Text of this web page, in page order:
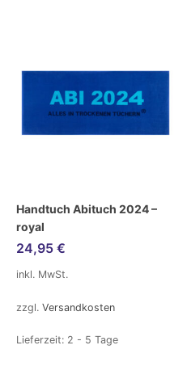
Handtuch Abituch 2024 –
royal
24,95 €
inkl. MwSt.
zzgl. Versandkosten
Lieferzeit: 2 - 5 Tage